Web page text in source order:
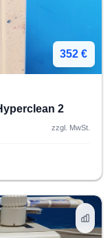
352 €
2
zzgl. MwSt.